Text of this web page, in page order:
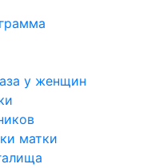
у женщин
матки